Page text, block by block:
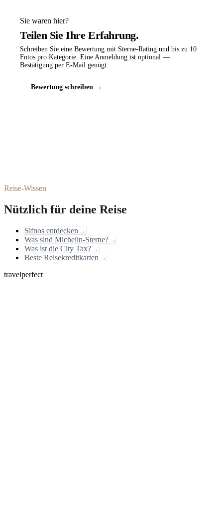
Sie waren hier?
Teilen Sie Ihre Erfahrung.
Schreiben Sie eine Bewertung mit Sterne-Rating und bis zu 10
Fotos pro Kategorie. Eine Anmeldung ist optional —
Bestätigung per E-Mail genügt.
Bewertung schreiben →
Reise-Wissen
Nützlich für deine Reise
Sifnos entdecken →
Was sind Michelin-Sterne?→
Was ist die City Tax?→
Beste Reisekreditkarten →
travelperfect